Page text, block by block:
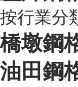
按行業分
橋墩鋼
油田鋼